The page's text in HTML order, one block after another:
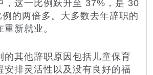
，这一比例跃升至 37%，是 30
的两倍多。大多数去年辞职的
新就业。
其他辞职原因包括儿童保育
安排灵活性以及没有良好的福